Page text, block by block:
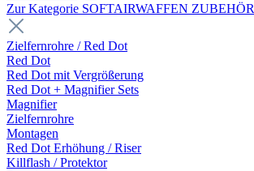
Zur Kategorie SOFTAIRWAFFEN ZUBEHÖR
Zielfernrohre / Red Dot
Red Dot
Red Dot mit Vergrößerung
Red Dot + Magnifier Sets
Magnifier
Zielfernrohre
Montagen
Red Dot Erhöhung / Riser
Killflash / Protektor